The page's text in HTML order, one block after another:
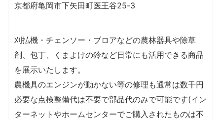
京都府亀岡市下矢田町医王谷25-3
刈払機・チェンソー・ブロアなどの農林器具や除草
剤、包丁、くまよけの鈴など日常にも活用できる商品
を展示いたします。
農機具のエンジンが動かない等の修理も通常は数千円
必要な点検整備代は不要で部品代のみで可能です(イン
ターネットやホームセンターでご購入されたものは不